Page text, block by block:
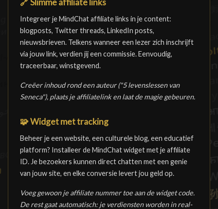
🔗 Slimme affiliate links
Integreer je MindChat affiliate links in je content:
blogposts, Twitter threads, LinkedIn posts,
nieuwsbrieven. Telkens wanneer een lezer zich inschrijft
via jouw link, verdien jij een commissie. Eenvoudig,
traceerbaar, winstgevend.
Creëer inhoud rond een auteur ("5 levenslessen van
Seneca"), plaats je affiliatelink en laat de magie gebeuren.
🧩Widget met tracking
Beheer je een website, een culturele blog, een educatief
platform? Installeer de MindChat widget met je affiliate
ID. Je bezoekers kunnen direct chatten met een genie
van jouw site, en elke conversie levert jou geld op.
Voeg gewoon je affiliate nummer toe aan de widget code.
De rest gaat automatisch: je verdiensten worden in real-